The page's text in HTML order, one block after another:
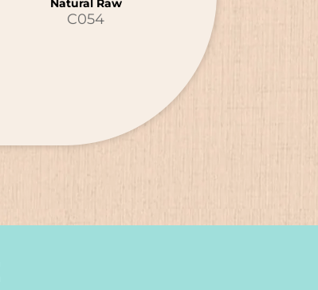
Natural Raw
C054